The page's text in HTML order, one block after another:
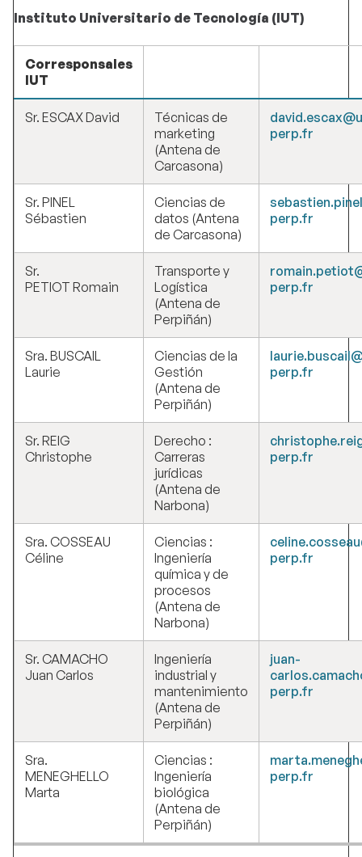
Instituto Universitario de Tecnología (IUT)
Corresponsales
IUT
Sr. ESCAX David
Técnicas de
marketing
(Antena de
Carcasona)
perp.fr
Sr. PINEL
Sébastien
Ciencias de
datos (Antena
de Carcasona)
perp.fr
Sr.
PETIOT Romain
Transporte y
Logística
(Antena de
Perpiñán)
perp.fr
Sra. BUSCAIL
Laurie
Ciencias de la
Gestión
(Antena de
Perpiñán)
perp.fr
Sr. REIG
Christophe
Derecho :
Carreras
jurídicas
(Antena de
Narbona)
perp.fr
Sra. COSSEAU
Céline
Ciencias :
Ingeniería
química y de
procesos
(Antena de
Narbona)
perp.fr
Sr. CAMACHO
Juan Carlos
Ingeniería
industrial y
mantenimiento
(Antena de
Perpiñán)
juan-
perp.fr
Sra.
MENEGHELLO
Marta
Ciencias :
Ingeniería
biológica
(Antena de
Perpiñán)
perp.fr